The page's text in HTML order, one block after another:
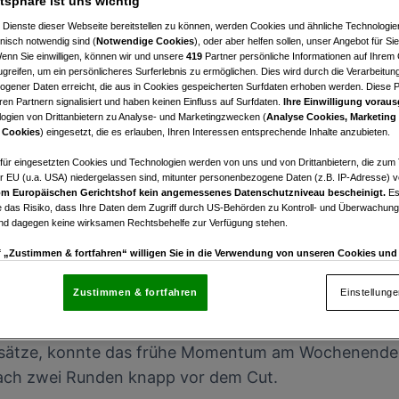
am Wochenende jedoch
Italian Challenge Open 2026 HotelPlanner
jedoch aus. Vor allem
konnte das frühe Momentum am
zwei Runden knapp vor dem Cut.
Dienste dieser Webseite bereitstellen zu können, werden Cookies und ähnliche
notwendig sind (Notwendige Cookies), oder aber helfen sollen, unser Angebot für
Sie einwilligen, können wir und unsere 419 Partner persönliche Informationen auf Ihrem
um ein persönlicheres Surferlebnis zu ermöglichen. Dies wird durch die
Daten erreicht, die aus in Cookies gespeicherten Surfdaten erhoben werden. Diese
Partnern signalisiert und haben keinen Einfluss auf Surfdaten. Ihre Einwilligung
von Drittanbietern zu Analyse- und Marketingzwecken (Analyse Cookies, Marketing
) eingesetzt, die es erlauben, Ihren Interessen entsprechende Inhalte anzubieten.
eingesetzten Cookies und Technologien werden von uns und von Drittanbietern, die zum
EU (u.a. USA) niedergelassen sind, mitunter personenbezogene Daten (z.B. IP-Adresse)
Europäischen Gerichtshof kein angemessenes Datenschutzniveau bescheinigt.
das Risiko, dass Ihre Daten dem Zugriff durch US-Behörden zu Kontroll- und
dagegen keine wirksamen Rechtsbehelfe zur Verfügung stehen.
„Zustimmen & fortfahren“ willigen Sie in die Verwendung von unseren Cookies und
die sich auf jeder Seite unten im Footer befinden.
Zustimmen & fortfahren